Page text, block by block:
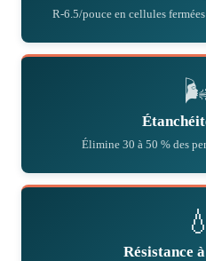
R-6.5/pouce en cellules
Élimine 30 à 50 % des
💧
Résistance